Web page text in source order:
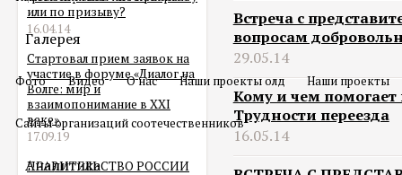
Галерея
Фото Видео О нас Наши проекты олд Наши проекты
Сайты организаций соотечественников
Аналитика
или по призыву?
16.04.14
Стартовал прием заявок на
участие в форуме «Диалог на
Волге: мир и
взаимопонимание в XXI
веке»
17.09.19
ПРАВИТЕЛЬСТВО РОССИИ
Встреча с
вопросам
29.05.14
Кому и чем помогает
Трудности переезда
16.05.14